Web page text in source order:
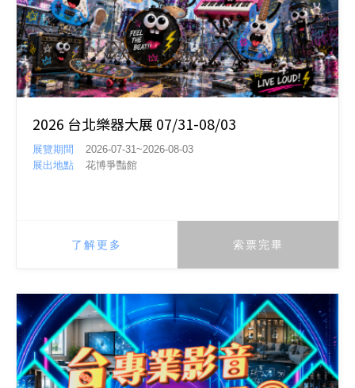
2026 台北樂器大展 07/31-08/03
展覽期間
2026-07-31~2026-08-03
展出地點
花博爭豔館
了解更多 索票完畢